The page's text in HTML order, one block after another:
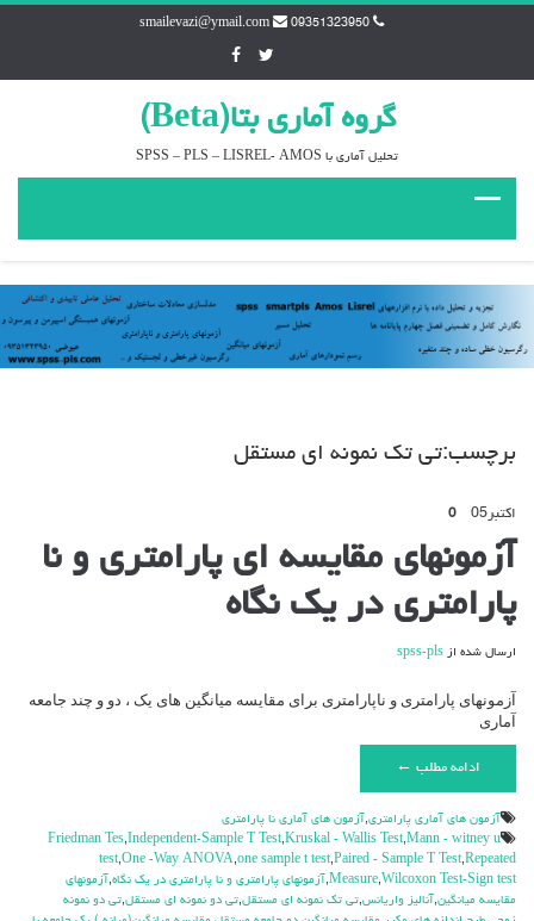
09351323950
smailevazi@ymail.com
گروه آماري بتا(Beta)
تحليل آماري با SPSS – PLS – LISREL- AMOS
برچسب:تی تک نمونه ای مستقل
اکتبر05
0
آزمونهای مقایسه ای پارامتری و نا
پارامتری در یک نگاه
ارسال شده از spss-pls
آزمونهای پارامتری و ناپارامتری برای مقایسه میانگین های یک ، دو و چند جامعه
آماری
ادامه مطلب ←
آزمون هاي آماري پارامتري,آزمون هاي آماري نا پارامتري
Friedman Tes,Independent-Sample T Test,Kruskal - Wallis Test,Mann - witney u
test,One -Way ANOVA,one sample t test,Paired - Sample T Test,Repeated
Measure,Wilcoxon Test-Sign test
,آزمونهاي پارامتري و نا پارامتري در يك نگاه,آزمونهاي
مقايسه ميانگين,آنالیز واریانس,تی تک نمونه ای مستقل,تی دو نمونه ای مستقل,تی دو نمونه